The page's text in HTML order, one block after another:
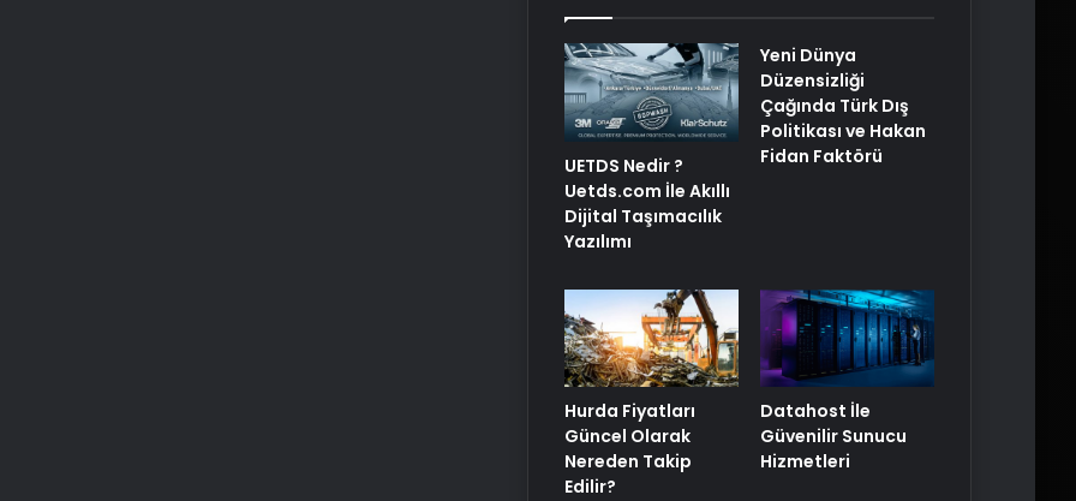
UETDS Nedir ?
Uetds.com İle Akıllı
Dijital Taşımacılık
Yazılımı
Yeni Dünya
Düzensizliği
Çağında Türk Dış
Politikası ve Hakan
Fidan Faktörü
Hurda Fiyatları
Güncel Olarak
Nereden Takip
Edilir?
Datahost İle
Güvenilir Sunucu
Hizmetleri